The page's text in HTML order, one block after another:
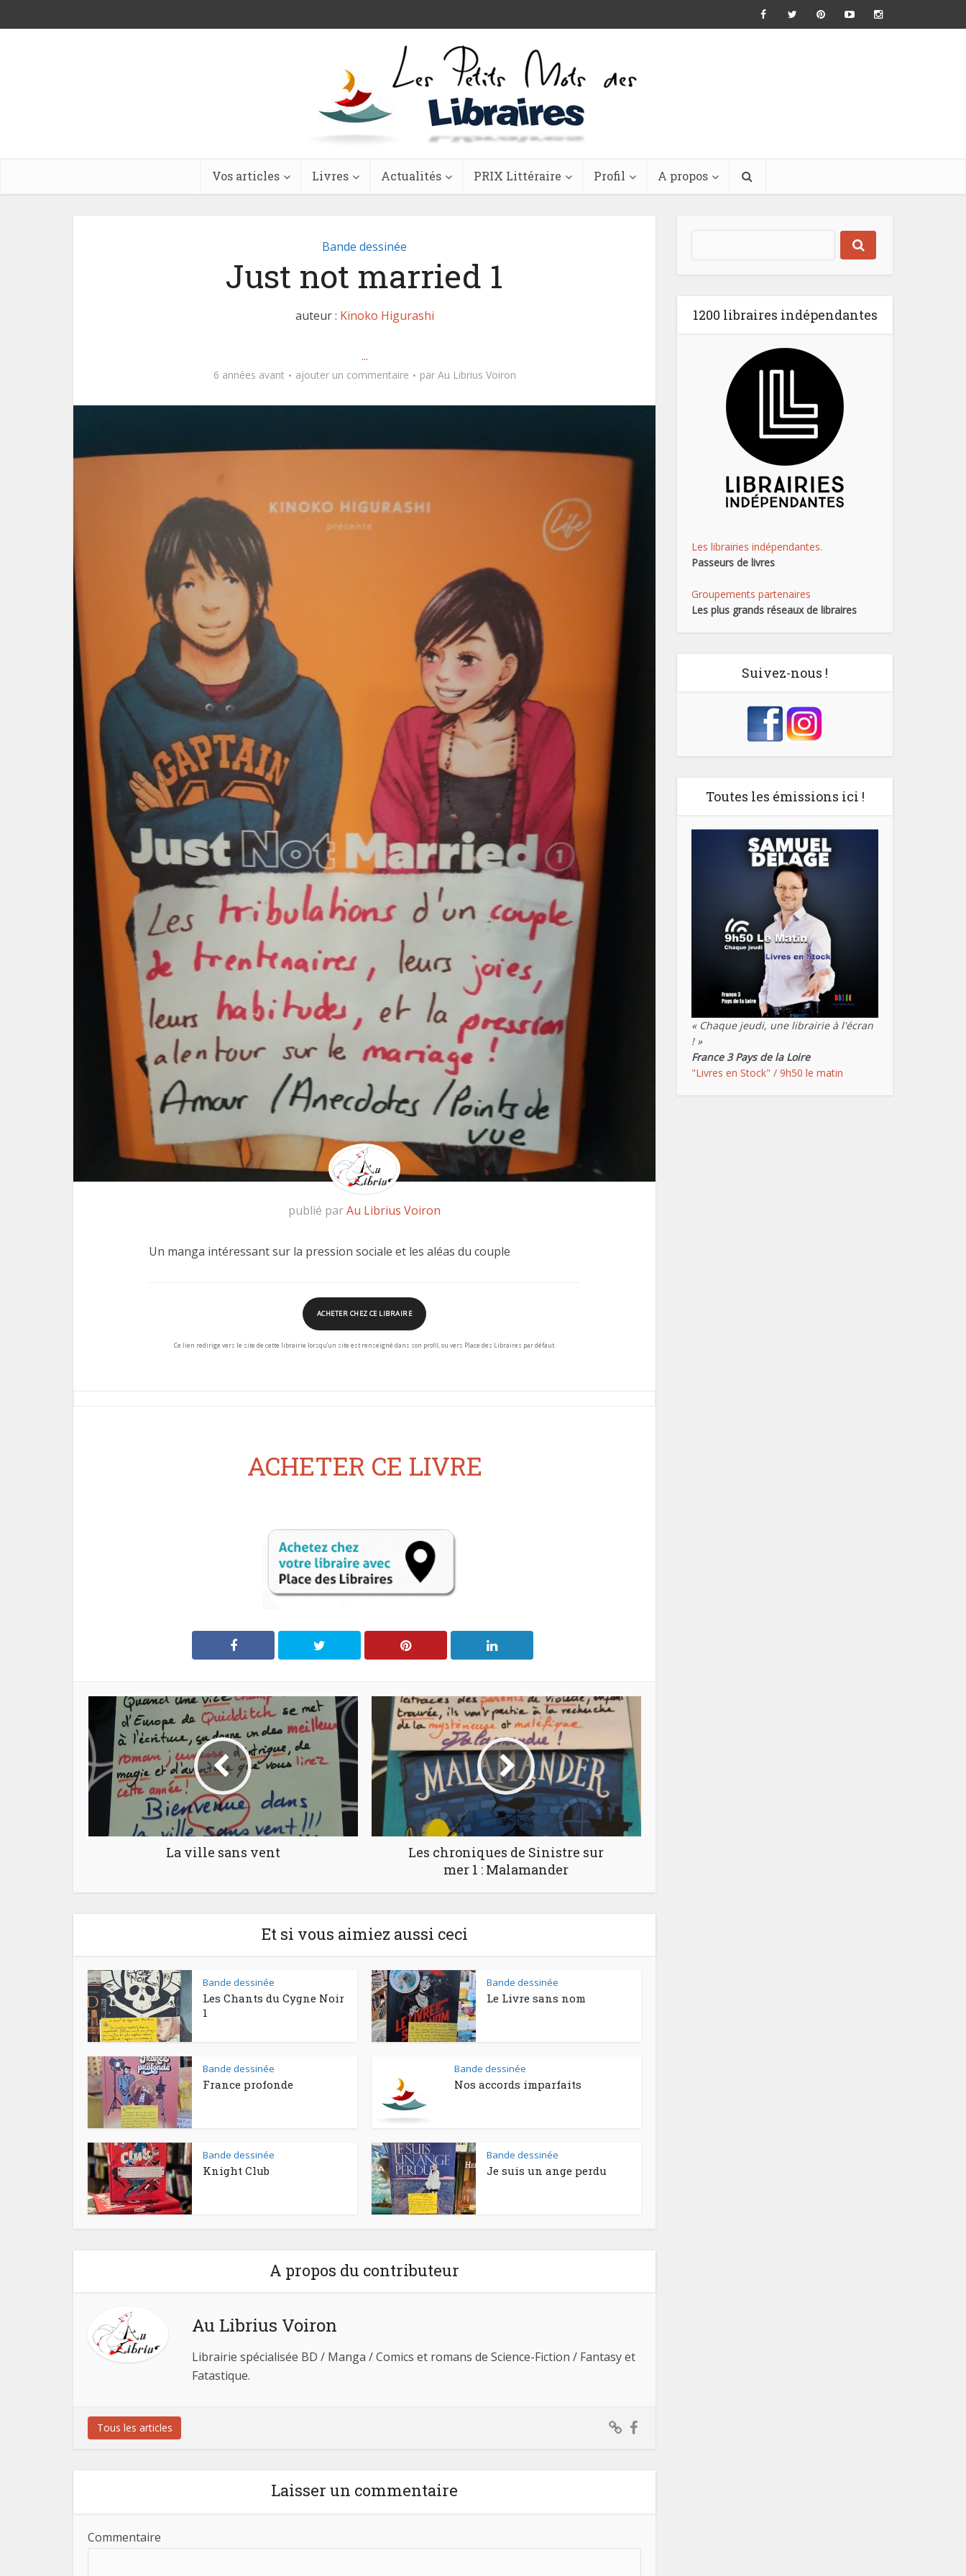
Vos articles Livres Actualités PRIX Littéraire Profil A propos
Bande dessinée
Just not married 1
auteur : Kinoko Higurashi
...
6 années avant ajouter un commentaire par Au Librius Voiron
publié parAu Librius Voiron
Un manga intéressant sur la pression sociale et les aléas du couple
ACHETER CHEZ CE LIBRAIRE
Ce lien redirige vers le site de cette librairie lorsqu’un site est renseigné dans son profil, ou vers Place des Libraires par défaut.
ACHETER CE LIVRE
La ville sans vent
Les chroniques de Sinistre sur
mer 1 : Malamander
Et si vous aimiez aussi ceci
Bande dessinée
Les Chants du Cygne Noir
1
Bande dessinée
Le Livre sans nom
Bande dessinée
France profonde
Bande dessinée
Nos accords imparfaits
Bande dessinée
Knight Club
Bande dessinée
Je suis un ange perdu
A propos du contributeur
Au Librius Voiron
Librairie spécialisée BD / Manga / Comics et romans de Science-Fiction / Fantasy et
Fatastique.
Tous les articles
Laisser un commentaire
Commentaire
1200 libraires indépendantes
Les librairies indépendantes.
Passeurs de livres
Groupements partenaires
Les plus grands réseaux de libraires
Suivez-nous !
Toutes les émissions ici !
« Chaque jeudi, une librairie à l'écran
! »
France 3 Pays de la Loire
"Livres en Stock" / 9h50 le matin